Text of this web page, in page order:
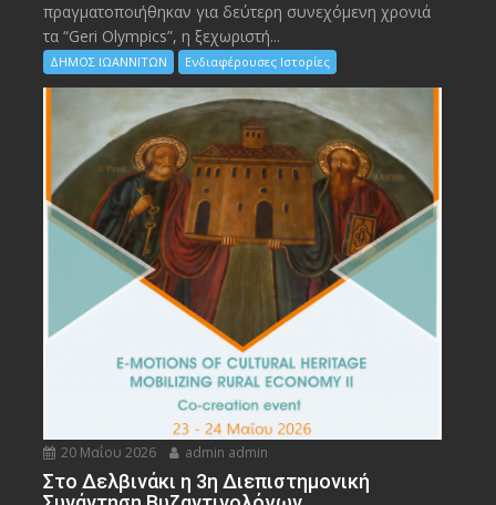
πραγματοποιήθηκαν για δεύτερη συνεχόμενη χρονιά
τα “Geri Olympics”, η ξεχωριστή...
ΔΗΜΟΣ ΙΩΑΝΝΙΤΩΝ Ενδιαφέρουσες Ιστορίες
20 Μαΐου 2026 admin admin
Στο Δελβινάκι η 3η Διεπιστημονική